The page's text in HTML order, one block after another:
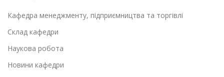
Кафедра менеджменту, підприємництва та торгівлі
Склад кафедри
Наукова робота
Новини кафедри